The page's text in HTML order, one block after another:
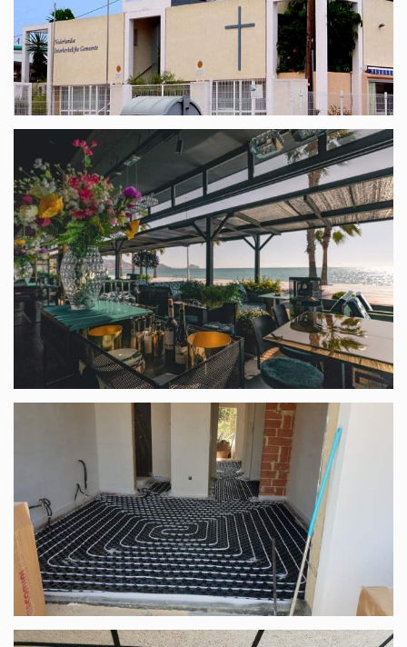
Église à Benidorm
The LAB coffee, El Albir